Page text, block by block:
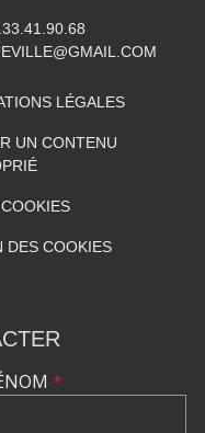
LÉGALES
UN CONTENU
DES COOKIES
*